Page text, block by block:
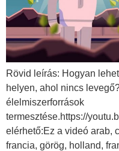
Rövid leírás: Hogyan
helyen, ahol nincs
élelmiszerforrások
termesztése.https://
elérhető:Ez a videó arab,
francia, görög, holland,